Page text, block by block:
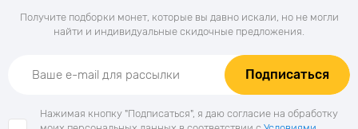
Получите подборки монет, которые вы давно искали, но не могли
найти и индивидуальные скидочные предложения.
Подписаться
Нажимая кнопку "Подписаться", я даю согласие на обработку